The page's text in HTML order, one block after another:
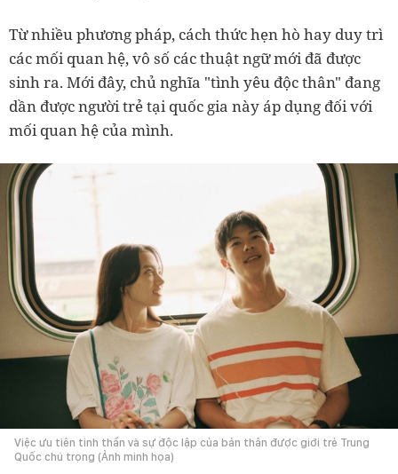
Từ nhiều phương pháp, cách thức hẹn hò hay duy trì
các mối quan hệ, vô số các thuật ngữ mới đã được
sinh ra. Mới đây, chủ nghĩa "tình yêu độc thân" đang
dần được người trẻ tại quốc gia này áp dụng đối với
mối quan hệ của mình.
Việc ưu tiên tinh thần và sự độc lập của bản thân được giới trẻ Trung
Quốc chú trọng (Ảnh minh họa)